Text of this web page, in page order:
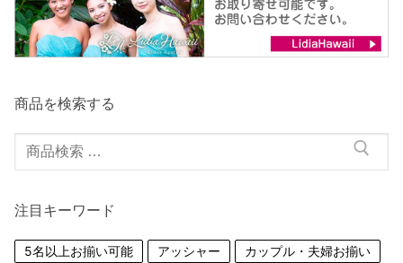
商品を検索する
検
索
象:
注目キーワード
5名以上お揃い可能 アッシャー
カップル・夫婦お揃い